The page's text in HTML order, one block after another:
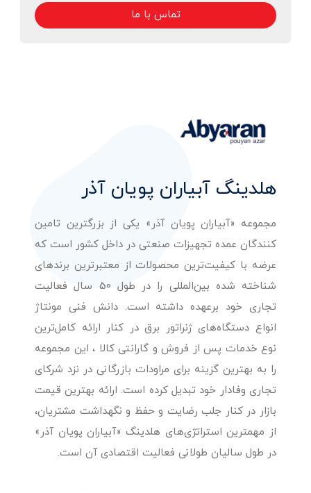
تماس با ما
هلدینگ آبیاران پویان آذر
مجموعه «آبیاران پویان آذر» یکی از بزرگترین تامین
کنندگان عمده تجهیزات صنعتی در داخل کشور است که
عرضه با کیفیت‌ترین محصولات از معتبرترین برندهای
شناخته شده بین‌المللی را در طول 50 سال فعالیت
تجاری خود برعهده داشته است. دانش فنی مونتاژ
انواع دستگاه‌های ژنراتور برق در کنار ارائه کامل‌ترین
نوع خدمات پس از فروش و گارانتی کالا ، این مجموعه
را به بهترین گزینه برای مراودات بازرگانی در نزد شرکای
تجاری وفادار خود تبدیل کرده است. ارائه بهترین قیمت
بازار در کنار جلب رضایت و حفظ و نگهداشت مشتریان،
از مهمترین استراتژی‌های هلدینگ «آبیاران پویان آذر»
در طول سالیان طولانی فعالیت اقتصادی آن است.